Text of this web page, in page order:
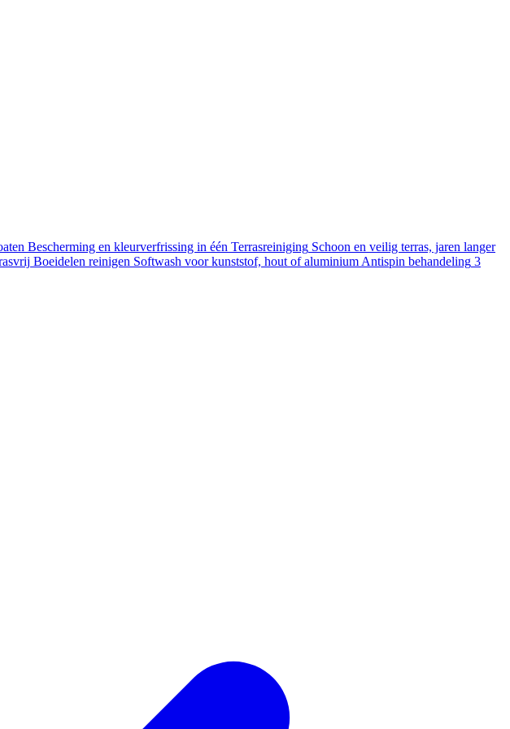
Bescherming en kleurverfrissing in één Terrasreiniging Schoon en veilig terras, jaren langer
Boeidelen reinigen Softwash voor kunststof, hout of aluminium Antispin behandeling 3